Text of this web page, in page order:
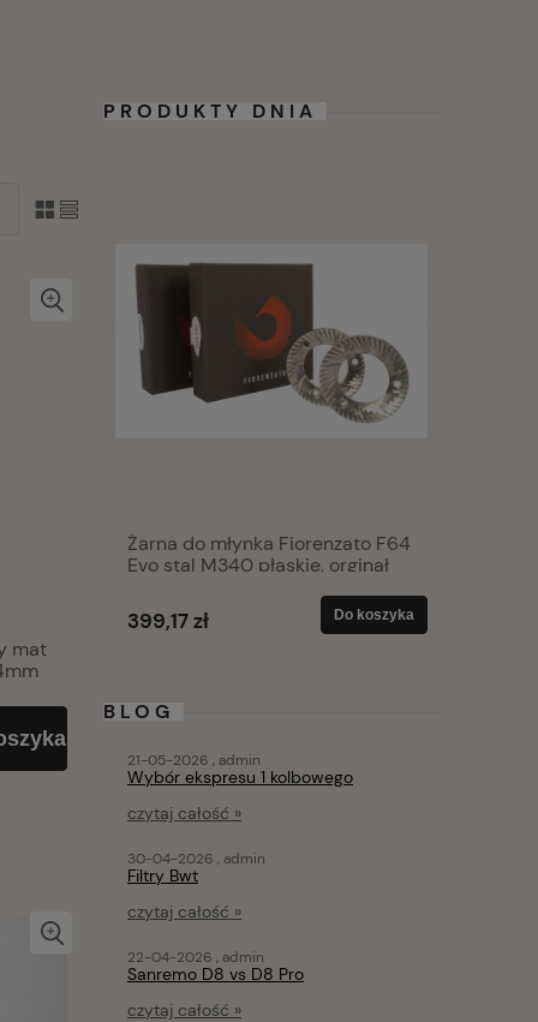
mat
PRODUKTY DNIA
Żarna do młynka Fiorenzato F64
Evo stal M340 płaskie, orginał
399,17 zł Do koszyka
BLOG
Wybór ekspresu 1 kolbowego
21-05-2026 , admin
czytaj całość »
Filtry Bwt
30-04-2026 , admin
czytaj całość »
Sanremo D8 vs D8 Pro
22-04-2026 , admin
czytaj całość »